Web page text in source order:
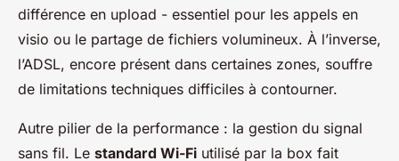
différence en upload - essentiel pour les appels en
visio ou le partage de fichiers volumineux. À l’inverse,
l’ADSL, encore présent dans certaines zones, souffre
de limitations techniques difficiles à contourner.
Autre pilier de la performance : la gestion du signal
sans fil. Le standard Wi-Fi utilisé par la box fait